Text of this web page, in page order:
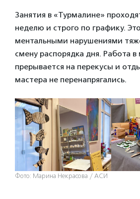
Занятия в «Турмалине»
неделю и строго по графику.
ментальными нарушениями
смену распорядка дня. Работа в
прерывается на перекусы и
мастера не перенапрягались.
Фото: Марина Некрасова / АСИ